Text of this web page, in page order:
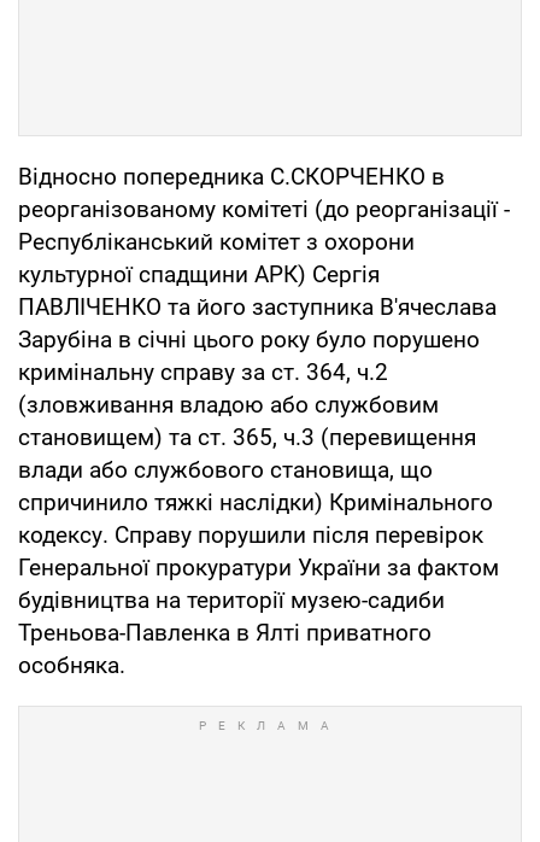
Відносно попередника С.СКОРЧЕНКО в
реорганізованому комітеті (до реорганізації -
Республіканський комітет з охорони
культурної спадщини АРК) Сергія
ПАВЛІЧЕНКО та його заступника В'ячеслава
Зарубіна в січні цього року було порушено
кримінальну справу за ст. 364, ч.2
(зловживання владою або службовим
становищем) та ст. 365, ч.3 (перевищення
влади або службового становища, що
спричинило тяжкі наслідки) Кримінального
кодексу. Справу порушили після перевірок
Генеральної прокуратури України за фактом
будівництва на території музею-садиби
Треньова-Павленка в Ялті приватного
особняка.